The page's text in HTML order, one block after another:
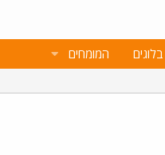
בלוגים המומחים